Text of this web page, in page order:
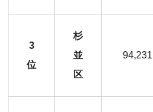
3
位
杉
並
区
94,231